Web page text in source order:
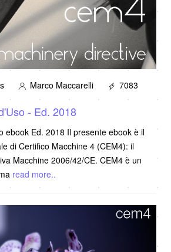
Marco Maccarelli 7083
- Ed. 2018
ebook Ed. 2018 Il presente ebook è il
di Certifico Macchine 4 (CEM4): il
Macchine 2006/42/CE. CEM4 è un
read more..